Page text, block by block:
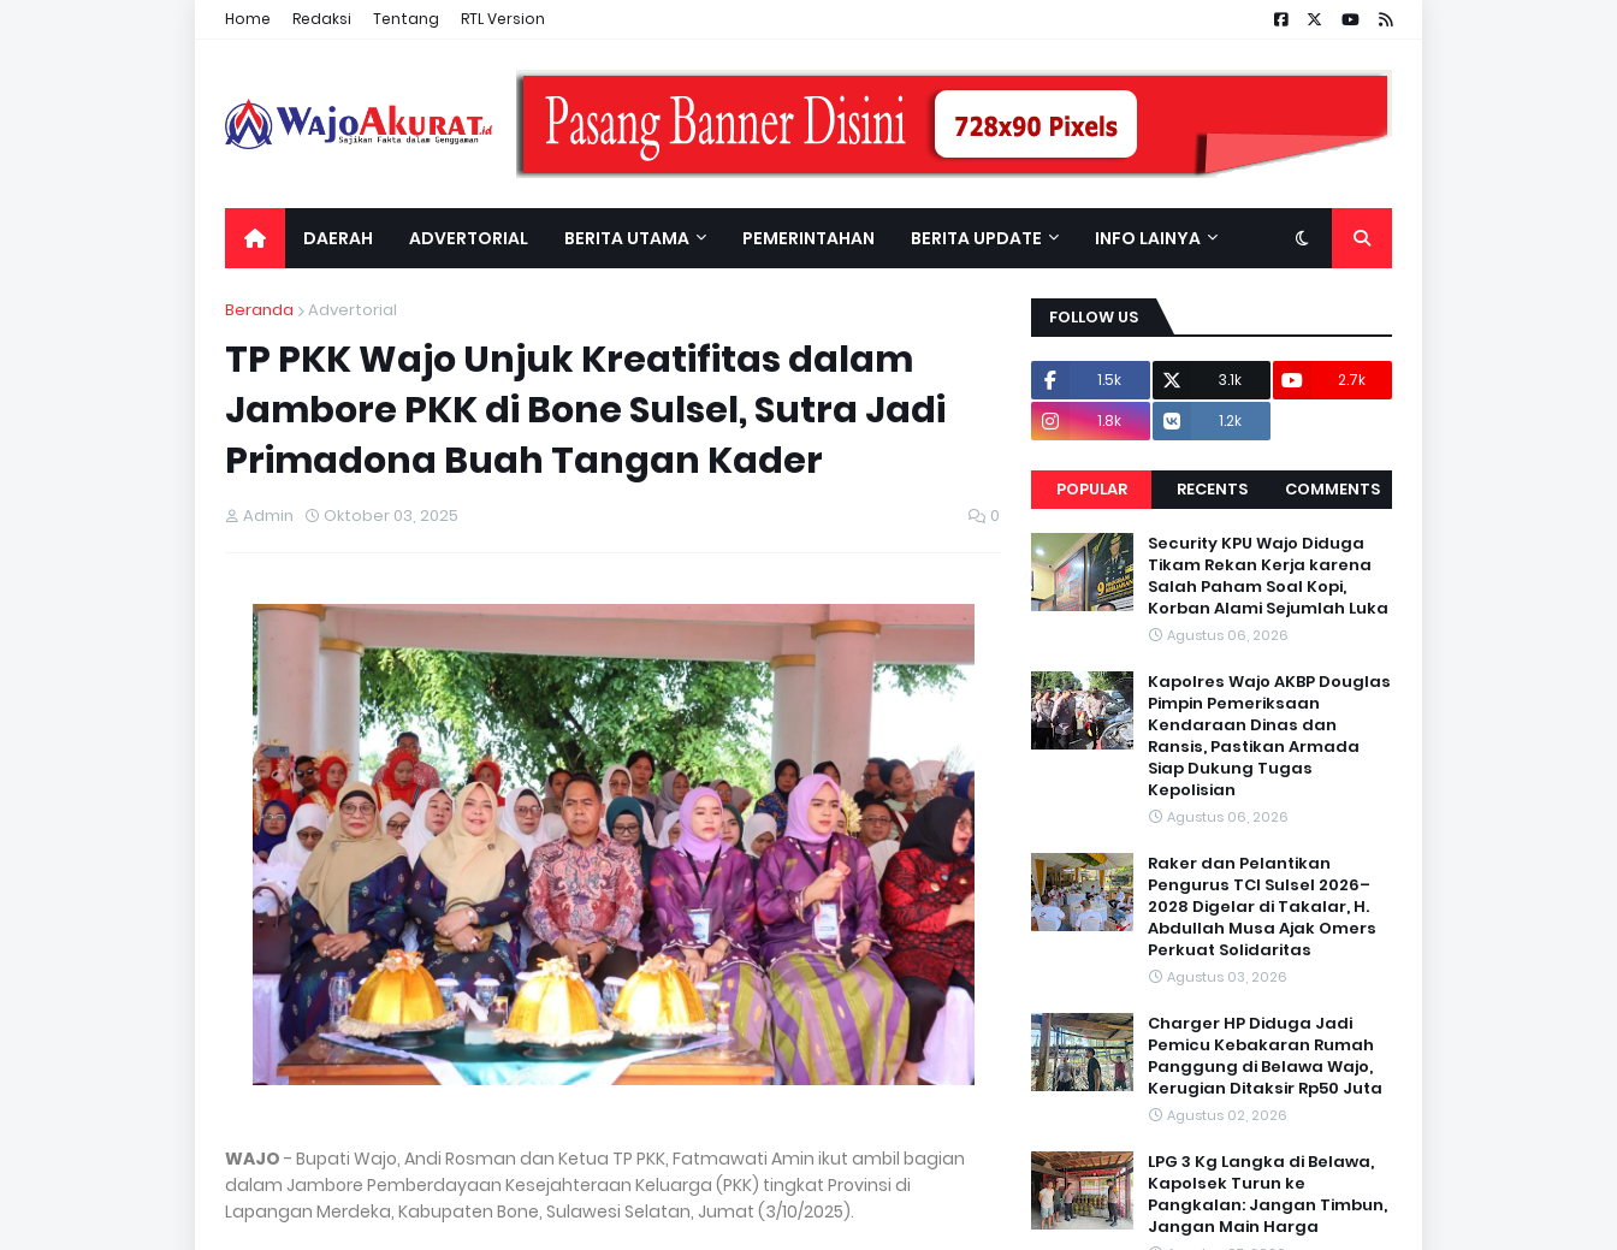
Home Redaksi Tentang RTL Version
DAERAH ADVERTORIAL BERITA UTAMA PEMERINTAHAN BERITA UPDATE INFO LAINYA
Beranda Advertorial
TP PKK Wajo Unjuk Kreatifitas dalam
Jambore PKK di Bone Sulsel, Sutra Jadi
Primadona Buah Tangan Kader
Admin Oktober 03, 2025 0
WAJO - Bupati Wajo, Andi Rosman dan Ketua TP PKK, Fatmawati Amin ikut ambil bagian
dalam Jambore Pemberdayaan Kesejahteraan Keluarga (PKK) tingkat Provinsi di
Lapangan Merdeka, Kabupaten Bone, Sulawesi Selatan, Jumat (3/10/2025).
FOLLOW US
1.5k 3.1k
2.7k
1.8k
1.2k
POPULAR RECENTS COMMENTS
Security KPU Wajo Diduga
Tikam Rekan Kerja karena
Salah Paham Soal Kopi,
Korban Alami Sejumlah Luka
Agustus 06, 2026
Kapolres Wajo AKBP Douglas
Pimpin Pemeriksaan
Kendaraan Dinas dan
Ransis, Pastikan Armada
Siap Dukung Tugas
Kepolisian
Agustus 06, 2026
Raker dan Pelantikan
Pengurus TCI Sulsel 2026–
2028 Digelar di Takalar, H.
Abdullah Musa Ajak Omers
Perkuat Solidaritas
Agustus 03, 2026
Charger HP Diduga Jadi
Pemicu Kebakaran Rumah
Panggung di Belawa Wajo,
Kerugian Ditaksir Rp50 Juta
Agustus 02, 2026
LPG 3 Kg Langka di Belawa,
Kapolsek Turun ke
Pangkalan: Jangan Timbun,
Jangan Main Harga